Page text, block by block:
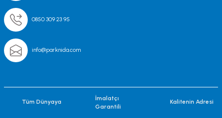
0850 309 23 95
info@parknida.com
Tüm Dünyaya
İmalatçı
Garantili
Kalitenin Adresi